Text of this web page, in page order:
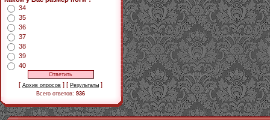
34
35
36
37
38
39
40
[ Архив опросов ] [ Результаты ]
Всего ответов: 936